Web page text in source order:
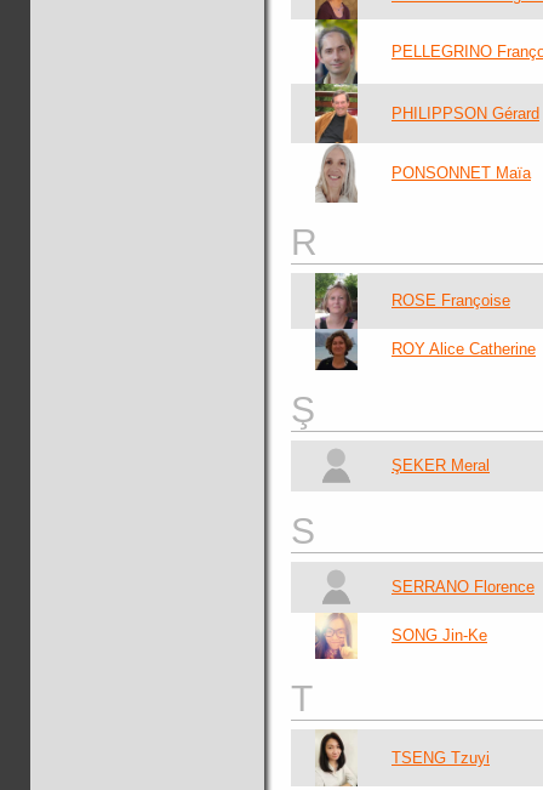
PELLEGRINO
PHILIPPSON Gérard
PONSONNET Maïa
R
ROSE Françoise
ROY Alice Catherine
Ş
ŞEKER Meral
S
SERRANO Florence
SONG Jin-Ke
T
TSENG Tzuyi